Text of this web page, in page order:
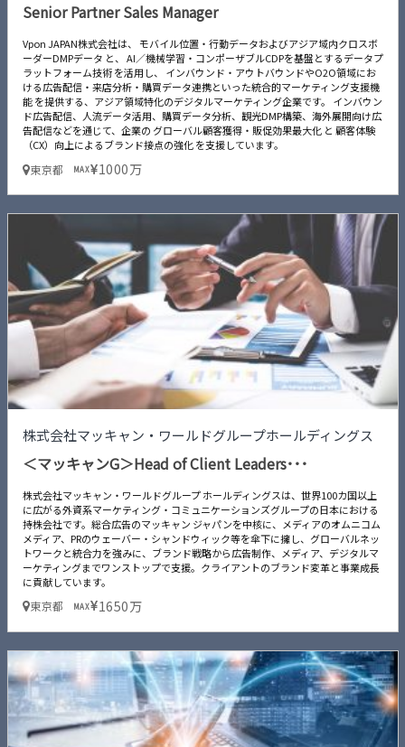
Senior Partner Sales Manager
Vpon JAPAN株式会社は、 モバイル位置・行動データおよびアジア域内クロスボ
ーダーDMPデータ と、 AI／機械学習・コンポーザブルCDPを基盤とするデータプ
ラットフォーム技術 を活用し、 インバウンド・アウトバウンドやO2O領域にお
ける広告配信・来店分析・購買データ連携といった統合的マーケティング支援機
能 を提供する、アジア領域特化のデジタルマーケティング企業です。 インバウン
ド広告配信、人流データ活用、購買データ分析、観光DMP構築、海外展開向け広
告配信などを通じて、企業の グローバル顧客獲得・販促効果最大化 と 顧客体験
（CX）向上によるブランド接点の強化 を支援しています。
東京都 MAX 1000万
株式会社マッキャン・ワールドグループホールディングス
＜マッキャンG＞Head of Client Leaders･･･
株式会社マッキャン・ワールドグループ ホールディングスは、世界100カ国以上
に広がる外資系マーケティング・コミュニケーションズグループの日本における
持株会社です。総合広告のマッキャン ジャパンを中核に、メディアのオムニコム
メディア、PRのウェーバー・シャンドウィック等を傘下に擁し、グローバルネッ
トワークと統合力を強みに、ブランド戦略から広告制作、メディア、デジタルマ
ーケティングまでワンストップで支援。クライアントのブランド変革と事業成長
に貢献しています。
東京都 MAX 1650万